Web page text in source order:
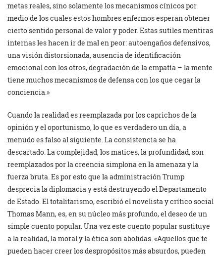
metas reales, sino solamente los mecanismos cínicos por
medio de los cuales estos hombres enfermos esperan obtener
cierto sentido personal de valor y poder. Estas sutiles mentiras
internas les hacen ir de mal en peor: autoengaños defensivos,
una visión distorsionada, ausencia de identificación
emocional con los otros, degradación de la empatía – la mente
tiene muchos mecanismos de defensa con los que cegar la
conciencia.»
Cuando la realidad es reemplazada por los caprichos de la
opinión y el oportunismo, lo que es verdadero un día, a
menudo es falso al siguiente. La consistencia se ha
descartado. La complejidad, los matices, la profundidad, son
reemplazados por la creencia simplona en la amenaza y la
fuerza bruta. Es por esto que la administración Trump
desprecia la diplomacia y está destruyendo el Departamento
de Estado. El totalitarismo, escribió el novelista y crítico social
Thomas Mann, es, en su núcleo más profundo, el deseo de un
simple cuento popular. Una vez este cuento popular sustituye
a la realidad, la moral y la ética son abolidas. «Aquellos que te
pueden hacer creer los despropósitos más absurdos, pueden